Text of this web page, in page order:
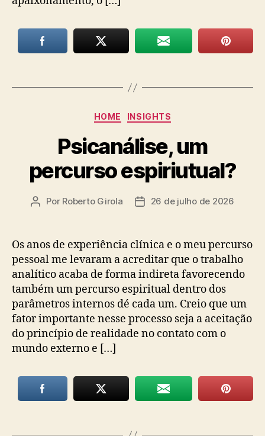
Categorias
HOME INSIGHTS
Psicanálise, um
percurso espiriutual?
Autor
Por Roberto Girola
Data26 de julho de 2026
Os anos de experiência clínica e o meu percurso
pessoal me levaram a acreditar que o trabalho
analítico acaba de forma indireta favorecendo
também um percurso espiritual dentro dos
parâmetros internos dé cada um. Creio que um
fator importante nesse processo seja a aceitação
do princípio de realidade no contato com o
mundo externo e […]